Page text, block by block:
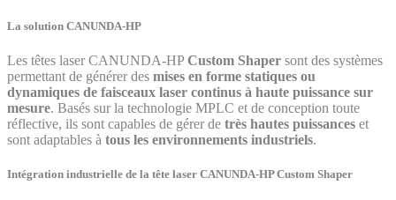
La solution CANUNDA-HP
Les têtes laser CANUNDA-HPCustom Shaper sont des systèmes
permettant de générer des mises en forme statiques ou
dynamiques de faisceaux laser continus à haute puissance sur
mesure. Basés sur la technologie MPLC et de conception toute
réflective, ils sont capables de gérer de très hautes puissances et
sont adaptables à tous les environnements industriels.
Intégration industrielle de la tête laser CANUNDA-HP Custom Shaper